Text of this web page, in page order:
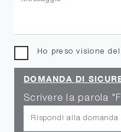
Ho preso visione
DOMANDA DI
Scrivere la parola